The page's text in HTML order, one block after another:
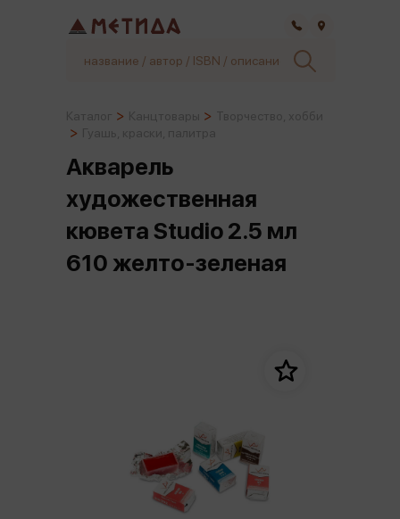
Акварель
художественная
кювета Studio 2.5 мл
610 желто-зеленая